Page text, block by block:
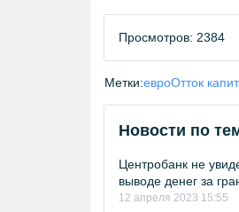
Просмотров: 2384
Метки:евроОтток
Новости по
Центробанк не
выводе денег за
12 апреля 2023 15:55